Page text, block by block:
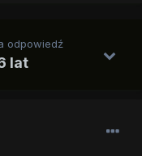
odpowiedź
lat